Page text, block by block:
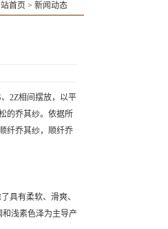
站首页 > 新闻动态
2Z相间摆放，以平
的乔其纱。依据所
纤乔其纱，顺纤乔
具有柔软、滑爽、
浅素色泽为主导产